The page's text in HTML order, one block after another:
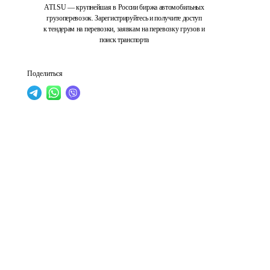
ATI.SU — крупнейшая в России биржа автомобильных
грузоперевозок. Зарегистрируйтесь и получите доступ
к тендерам на перевозки, заявкам на перевозку грузов и
поиск транспорта
Поделиться